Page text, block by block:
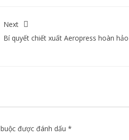
Next
Bí quyết chiết xuất Aeropress hoàn
được đánh dấu *